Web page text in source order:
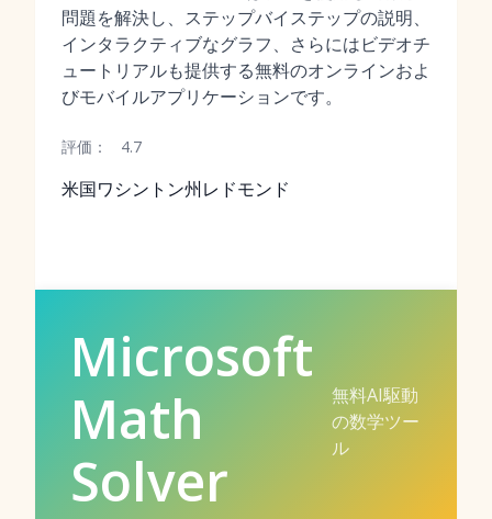
問題を解決し、ステップバイステップの説明、
インタラクティブなグラフ、さらにはビデオチ
ュートリアルも提供する無料のオンラインおよ
びモバイルアプリケーションです。
評価： 4.7
米国ワシントン州レドモンド
Microsoft
Math
Solver
無料AI駆動
の数学ツー
ル